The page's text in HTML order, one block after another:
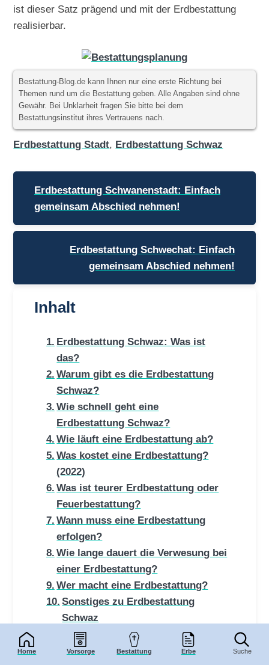
Home Vorsorge Bestattung Erbe Suche
ist dieser Satz prägend und mit der Erdbestattung
realisierbar.
Bestattung-Blog.de kann Ihnen nur eine erste Richtung bei
Themen rund um die Bestattung geben. Alle Angaben sind ohne
Gewähr. Bei Unklarheit fragen Sie bitte bei dem
Bestattungsinstitut ihres Vertrauens nach.
Erdbestattung Stadt, Erdbestattung Schwaz
Beitragsnavigation
Erdbestattung Schwanenstadt: Einfach
gemeinsam Abschied nehmen!
Erdbestattung Schwechat: Einfach
gemeinsam Abschied nehmen!
Inhalt
Erdbestattung Schwaz: Was ist
das?
Warum gibt es die Erdbestattung
Schwaz?
Wie schnell geht eine
Erdbestattung Schwaz?
Wie läuft eine Erdbestattung ab?
Was kostet eine Erdbestattung?
(2022)
Was ist teurer Erdbestattung oder
Feuerbestattung?
Wann muss eine Erdbestattung
erfolgen?
Wie lange dauert die Verwesung bei
einer Erdbestattung?
Wer macht eine Erdbestattung?
Sonstiges zu Erdbestattung
Schwaz
Die stille Beisetzung
Fazit zu Erdbestattung {DStadt}